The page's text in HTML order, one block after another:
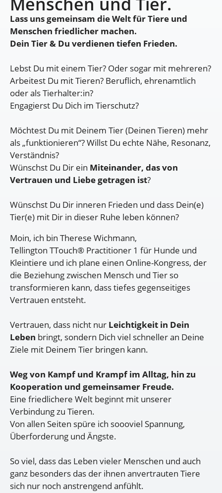
Lass uns gemeinsam die Welt für Tiere und
Menschen friedlicher machen.
Dein Tier & Du verdienen tiefen Frieden.
Lebst Du mit einem Tier? Oder sogar mit mehreren?
Arbeitest Du mit Tieren? Beruflich, ehrenamtlich
oder als Tierhalter:in?
Engagierst Du Dich im Tierschutz?
Möchtest Du mit Deinem Tier (Deinen Tieren) mehr
als „funktionieren“? Willst Du echte Nähe, Resonanz,
Verständnis?
Wünschst Du Dir ein Miteinander, das von
Vertrauen und Liebe getragen ist?
Wünschst Du Dir inneren Frieden und dass Dein(e)
Tier(e) mit Dir in dieser Ruhe leben können?
Moin, ich bin Therese Wichmann,
Tellington TTouch® Practitioner 1 für Hunde und
Kleintiere und ich plane einen Online-Kongress, der
die Beziehung zwischen Mensch und Tier so
transformieren kann, dass tiefes gegenseitiges
Vertrauen entsteht.
Vertrauen, dass nicht nur Leichtigkeit in Dein
Leben bringt, sondern Dich viel schneller an Deine
Ziele mit Deinem Tier bringen kann.
Weg von Kampf und Krampf im Alltag, hin zu
Kooperation und gemeinsamer Freude.
Eine friedlichere Welt beginnt mit unserer
Verbindung zu Tieren.
Von allen Seiten spüre ich soooviel Spannung,
Überforderung und Ängste.
So viel, dass das Leben vieler Menschen und auch
ganz besonders das der ihnen anvertrauten Tiere
sich nur noch anstrengend anfühlt.